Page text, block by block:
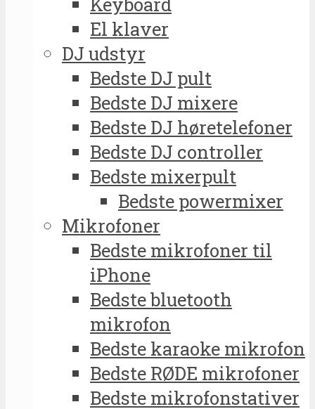
El klaver
DJ udstyr
Bedste DJ pult
Bedste DJ mixere
Bedste DJ høretelefoner
Bedste DJ controller
Bedste mixerpult
Bedste powermixer
Mikrofoner
Bedste mikrofoner til
iPhone
Bedste bluetooth
mikrofon
Bedste karaoke mikrofon
Bedste RØDE mikrofoner
Bedste mikrofonstativer